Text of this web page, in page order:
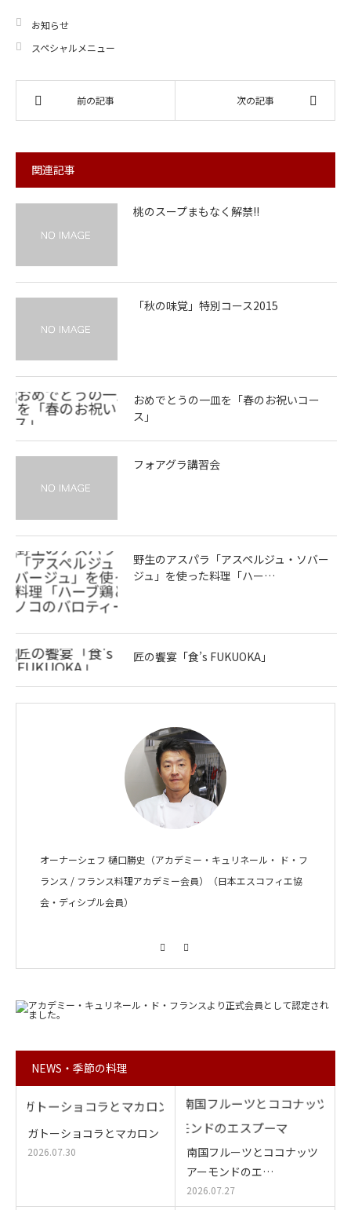
お知らせ
スペシャルメニュー
前の記事 次の記事
関連記事
桃のスープまもなく解禁!!
「秋の味覚」特別コース2015
おめでとうの一皿を「春のお祝いコー
ス」
フォアグラ講習会
野生のアスパラ「アスペルジュ・ソバー
ジュ」を使った料理「ハー…
匠の饗宴「食’s FUKUOKA」
オーナーシェフ 樋口勝史（アカデミー・キュリネール・ ド・フ
ランス / フランス料理アカデミー会員）（日本エスコフィエ協
会・ディシプル会員）
NEWS・季節の料理
ガトーショコラとマカロン
2026.07.30
南国フルーツとココナッツ
アーモンドのエ…
2026.07.27